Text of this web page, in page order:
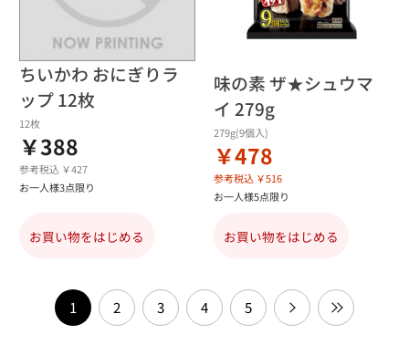
ちいかわ おにぎりラ
ップ 12枚
12枚
￥388
参考税込 ￥427
お一人様3点限り
お買い物をはじめる
味の素 ザ★シュウマ
イ 279g
279g(9個入)
￥478
参考税込 ￥516
お一人様5点限り
お買い物をはじめる
1 2 3 4 5